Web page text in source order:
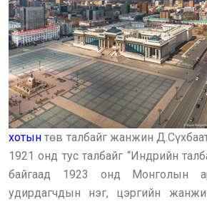
хотын төв талбайг жанжин
1921 онд тус талбайг “Индрийн
байгаад 1923 онд Монголын
удирдагчдын нэг, цэргийн